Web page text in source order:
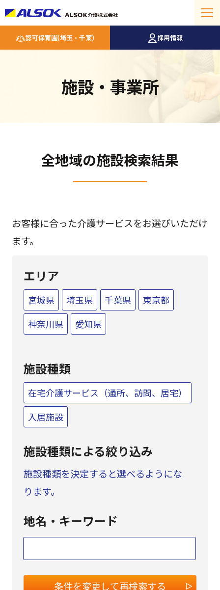
認可保育園(埼玉・千葉) 採用情報
施設・事業所
全地域の施設検索結果
お客様に合った介護サービスをお選びいただけ
ます。
エリア
宮城県 埼玉県 千葉県
東京都
神奈川県
愛知県
施設種類
在宅介護サービス（通所、訪問、居宅）
入居施設
施設種類による絞り込み
施設種類を決定すると選べるようにな
ります。
地名・ キーワード
条件を変更して再検索する